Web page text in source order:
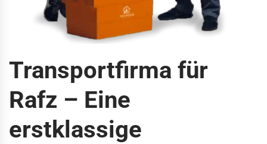
Transportfirma für
Rafz – Eine
erstklassige